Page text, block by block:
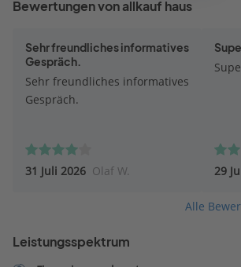
Bewertungen von allkauf haus
Sehr freundliches informatives
Gespräch.
Sehr freundliches informatives
Gespräch.
31 Juli 2026 Olaf W. 29
Alle
Leistungsspektrum